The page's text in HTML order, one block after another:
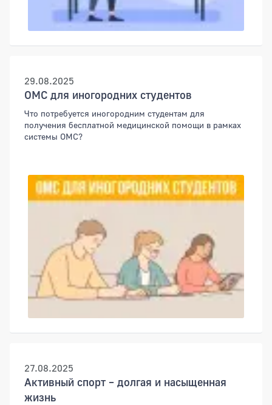
29.08.2025
ОМС для иногородних студентов
Что потребуется иногородним студентам для
получения бесплатной медицинской помощи в рамках
системы ОМС?
27.08.2025
Активный спорт – долгая и насыщенная
жизнь